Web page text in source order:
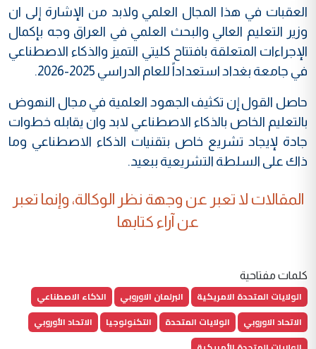
العقبات في هذا المجال العلمي ولابد من الإشارة إلى ان
وزير التعليم العالي والبحث العلمي في العراق وجه بإكمال
الإجراءات المتعلقة بافتتاح كليتي التميز والذكاء الاصطناعي
في جامعة بغداد استعداداً للعام الدراسي 2025-2026.
حاصل القول إن تكثيف الجهود العلمية في مجال النهوض
بالتعليم الخاص بالذكاء الاصطناعي لابد وان يقابله خطوات
جادة لإيجاد تشريع خاص بتقنيات الذكاء الاصطناعي وما
ذاك على السلطة التشريعية ببعيد.
المقالات لا تعبر عن وجهة نظر الوكالة، وإنما تعبر
عن آراء كتابها
كلمات مفتاحية
الولايات المتحدة الامريكية البرلمان الاوروبي
الذكاء الاصطناعي
الاتحاد الاوروبي
الولايات المتحدة التكنولوجيا
الاتحاد الأوروبي